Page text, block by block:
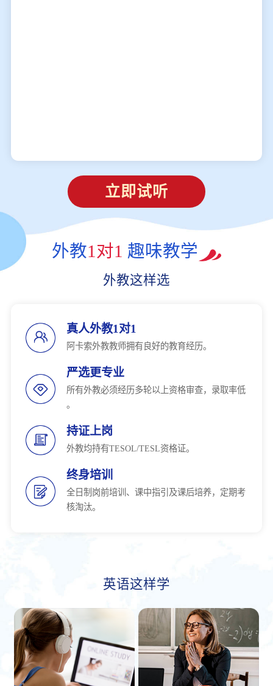
立即试听
外教1对1 趣味教学
外教这样选
真人外教1对1
阿卡索外教教师拥有良好的教育经历。
严选更专业
所有外教必须经历多轮以上资格审查，录取率低
。
持证上岗
外教均持有TESOL/TESL资格证。
终身培训
全日制岗前培训、课中指引及课后培养，定期考
核淘汰。
英语这样学